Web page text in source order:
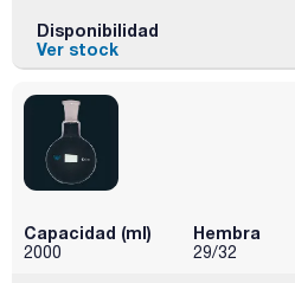
Disponibilidad
Ver stock
Capacidad (ml)
2000
Hembra
29/32